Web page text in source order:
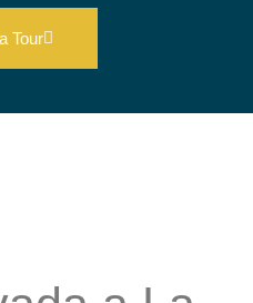
Tour